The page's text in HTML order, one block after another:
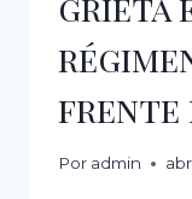
frente
Por admin